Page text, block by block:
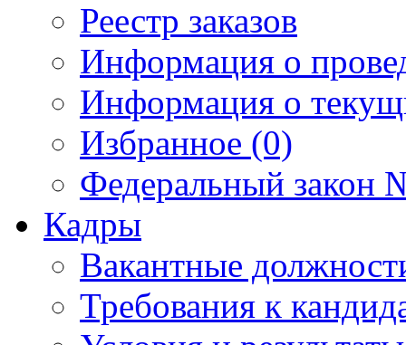
Реестр заказов
Информация о
Информация о
Избранное (0)
Федеральный закон
Кадры
Вакантные
Требования к